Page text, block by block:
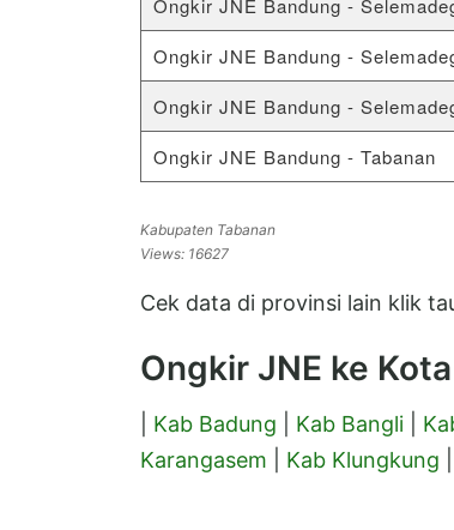
Ongkir JNE Bandung -
Ongkir JNE Bandung -
Ongkir JNE Bandung - Tabanan
Kabupaten Tabanan
Views: 16627
Cek data di provinsi lain klik
Ongkir JNE ke
Kab Badung Kab Bangli
Karangasem
Kab Klungkung